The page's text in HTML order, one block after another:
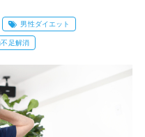
男性ダイエット
足解消